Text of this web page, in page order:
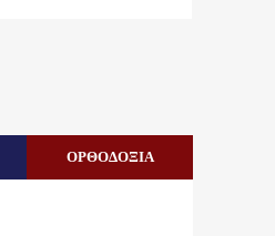
ΟΡΘΟΔΟΞΙΑ